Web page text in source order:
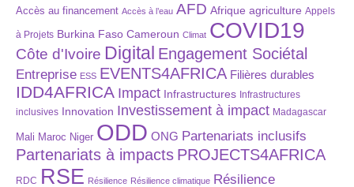
Accès au financement Accès à l’eau AFD Afrique agriculture Appels
à Projets Burkina Faso Cameroun Climat COVID19
Côte d'Ivoire Digital Engagement Sociétal
Entreprise ESS EVENTS4AFRICA Filières durables
IDD4AFRICA Impact Infrastructures Infrastructures
inclusives Innovation Investissement à impact Madagascar
Mali Maroc Niger ODD ONG Partenariats inclusifs
Partenariats à impacts PROJECTS4AFRICA
RDC RSE Résilience Résilience climatique Résilience